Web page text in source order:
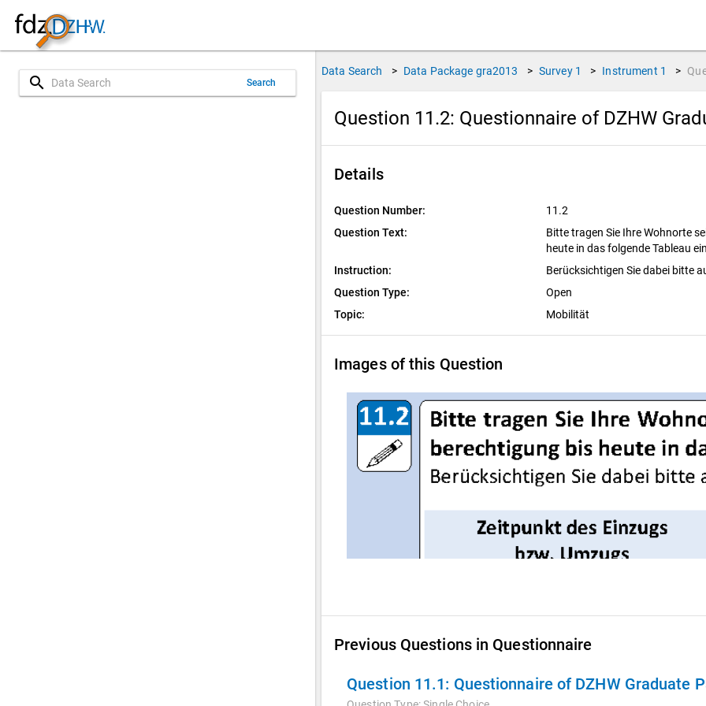
search Search
Data Search > Data Package gra2013 > Survey 1 > Instrument 1 >
Question 11.2: Questionnaire of DZHW
Details
Question Number:
11.2
Question Text:
Bitte tragen Sie Ihre Wohnorte
heute in das folgende Tableau
Instruction:
Berücksichtigen Sie dabei bitte
Question Type:
Open
Topic:
Mobilität
Images of this Question
Previous Questions in Questionnaire
Question 11.1: Questionnaire of DZHW Graduate